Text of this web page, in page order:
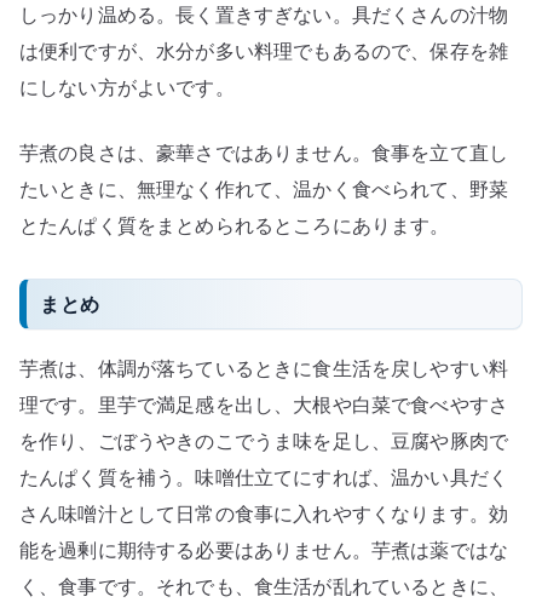
しっかり温める。長く置きすぎない。具だくさんの汁物
は便利ですが、水分が多い料理でもあるので、保存を雑
にしない方がよいです。
芋煮の良さは、豪華さではありません。食事を立て直し
たいときに、無理なく作れて、温かく食べられて、野菜
とたんぱく質をまとめられるところにあります。
まとめ
芋煮は、体調が落ちているときに食生活を戻しやすい料
理です。里芋で満足感を出し、大根や白菜で食べやすさ
を作り、ごぼうやきのこでうま味を足し、豆腐や豚肉で
たんぱく質を補う。味噌仕立てにすれば、温かい具だく
さん味噌汁として日常の食事に入れやすくなります。効
能を過剰に期待する必要はありません。芋煮は薬ではな
く、食事です。それでも、食生活が乱れているときに、